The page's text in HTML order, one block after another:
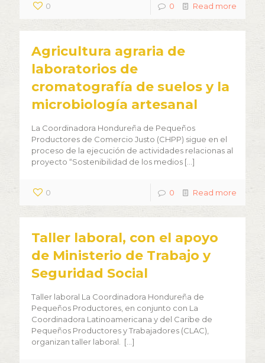
0 0 Read more
Agricultura agraria de
laboratorios de
cromatografía de suelos y la
microbiología artesanal
La Coordinadora Hondureña de Pequeños
Productores de Comercio Justo (CHPP) sigue en el
proceso de la ejecución de actividades relacionas al
proyecto “Sostenibilidad de los medios […]
0 0 Read more
Taller laboral, con el apoyo
de Ministerio de Trabajo y
Seguridad Social
Taller laboral La Coordinadora Hondureña de
Pequeños Productores, en conjunto con La
Coordinadora Latinoamericana y del Caribe de
Pequeños Productores y Trabajadores (CLAC),
organizan taller laboral.
[…]